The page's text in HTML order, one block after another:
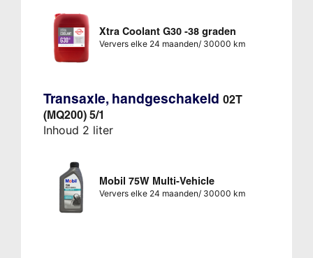
Xtra Coolant G30 -38 graden
Ververs elke 24 maanden/ 30000 km
Transaxle, handgeschakeld 02T
(MQ200) 5/1
Inhoud 2 liter
Mobil 75W Multi-Vehicle
Ververs elke 24 maanden/ 30000 km